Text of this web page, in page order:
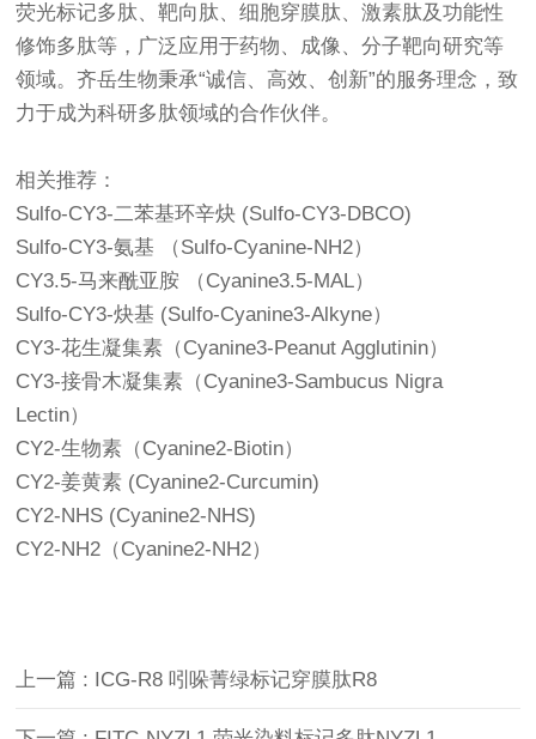
荧光标记多肽、靶向肽、细胞穿膜肽、激素肽及功能性
修饰多肽等，广泛应用于药物、成像、分子靶向研究等
领域。齐岳生物秉承“诚信、高效、创新”的服务理念，致
力于成为科研多肽领域的合作伙伴。
相关推荐：
Sulfo-CY3-二苯基环辛炔 (Sulfo-CY3-DBCO)
Sulfo-CY3-氨基 （Sulfo-Cyanine-NH2）
CY3.5-马来酰亚胺 （Cyanine3.5-MAL）
Sulfo-CY3-炔基 (Sulfo-Cyanine3-Alkyne）
CY3-花生凝集素（Cyanine3-Peanut Agglutinin）
CY3-接骨木凝集素（Cyanine3-Sambucus Nigra
Lectin）
CY2-生物素（Cyanine2-Biotin）
CY2-姜黄素 (Cyanine2-Curcumin)
CY2-NHS (Cyanine2-NHS)
CY2-NH2（Cyanine2-NH2）
上一篇 : ICG-R8 吲哚菁绿标记穿膜肽R8